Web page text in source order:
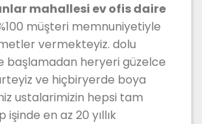
mahallesi ev ofis daire
müşteri memnuniyetiyle
vermekteyiz. dolu
başlamadan heryeri güzelce
ve hiçbiryerde boya
ustalarimizin hepsi tam
en az 20 yıllık